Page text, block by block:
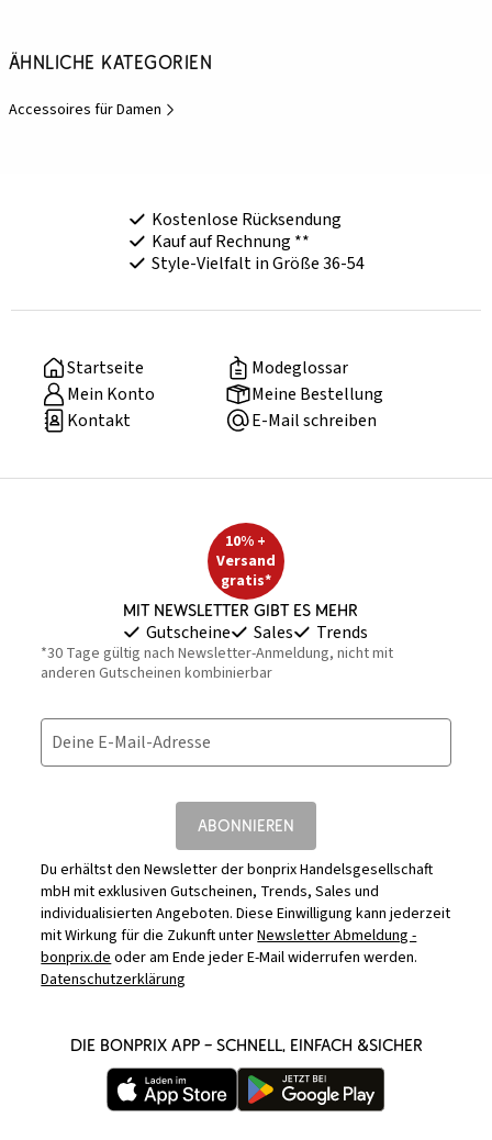
Ähnliche Kategorien
Accessoires für Damen
Kostenlose Rücksendung
Kauf auf Rechnung **
Style-Vielfalt in Größe 36-54
Startseite
Modeglossar
Mein Konto
Meine Bestellung
Kontakt
E-Mail schreiben
10% +
Versand
gratis*
Mit Newsletter gibt es mehr
Gutscheine Sales Trends
*30 Tage gültig nach Newsletter-Anmeldung, nicht mit
anderen Gutscheinen kombinierbar
Deine E-Mail-Adresse
ABONNIEREN
Du erhältst den Newsletter der bonprix Handelsgesellschaft
mbH mit exklusiven Gutscheinen, Trends, Sales und
individualisierten Angeboten. Diese Einwilligung kann jederzeit
mit Wirkung für die Zukunft unterNewsletter Abmeldung -
bonprix.deoder am Ende jeder E-Mail widerrufen werden.
Datenschutzerklärung
DIE BONPRIX APP – SCHNELL, EINFACH &SICHER